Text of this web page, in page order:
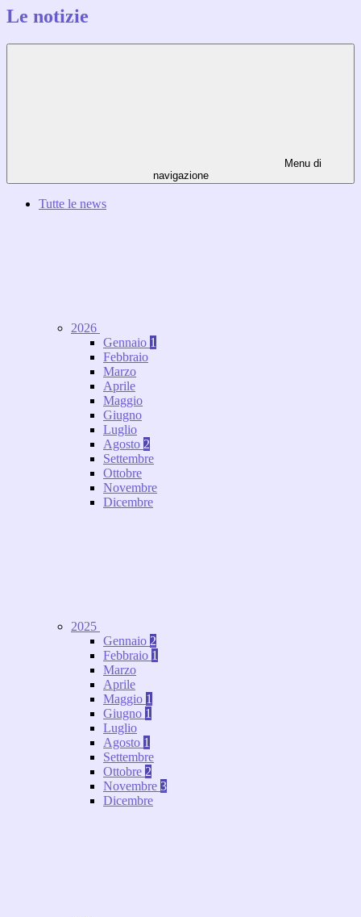
Le notizie
Menu di
navigazione
Tutte le news
2026
Gennaio 1
Febbraio
Marzo
Aprile
Maggio
Giugno
Luglio
Agosto 2
Settembre
Ottobre
Novembre
Dicembre
2025
Gennaio 2
Febbraio 1
Marzo
Aprile
Maggio 1
Giugno 1
Luglio
Agosto 1
Settembre
Ottobre 2
Novembre 3
Dicembre